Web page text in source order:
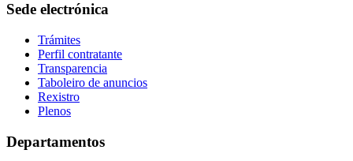
Sede electrónica
Trámites
Perfil contratante
Transparencia
Taboleiro de anuncios
Rexistro
Plenos
Departamentos